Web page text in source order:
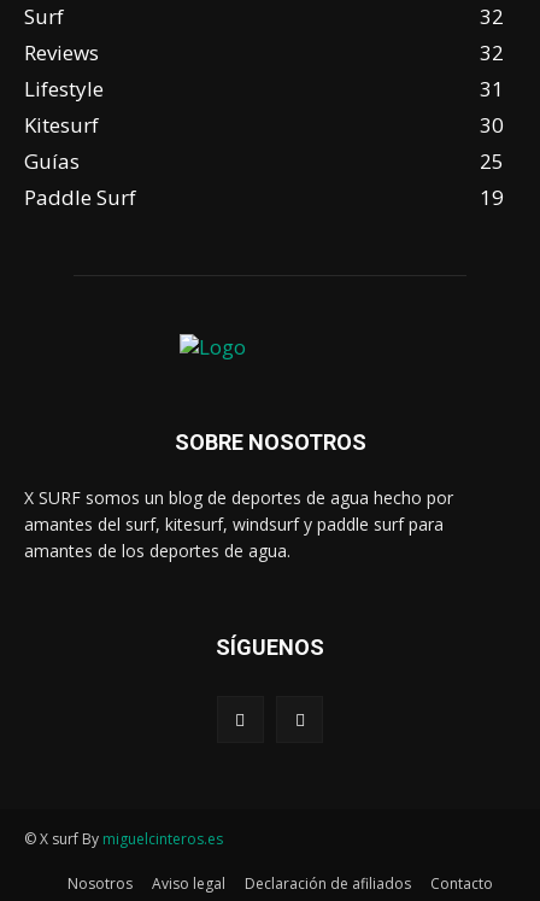
Surf
32
Reviews
32
Lifestyle
31
Kitesurf
30
Guías
25
Paddle Surf
19
SOBRE NOSOTROS
X SURF somos un blog de deportes de agua hecho por
amantes del surf, kitesurf, windsurf y paddle surf para
amantes de los deportes de agua.
SÍGUENOS
© X surf By miguelcinteros.es
Nosotros Aviso legal Declaración de afiliados Contacto